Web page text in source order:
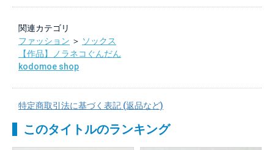
関連カテゴリ
ファッション ＞ ソックス
【作品】ノラネコぐんだん
kodomoe shop
特定商取引法に基づく表記 (返品など)
このタイトルのランキング